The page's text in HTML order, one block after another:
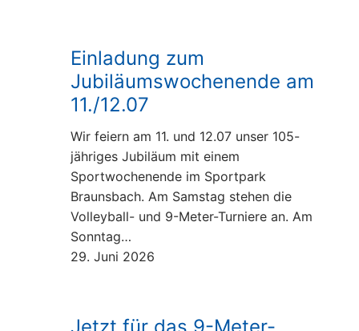
Einladung zum
Jubiläumswochenende am
11./12.07
Wir feiern am 11. und 12.07 unser 105-
jähriges Jubiläum mit einem
Sportwochenende im Sportpark
Braunsbach. Am Samstag stehen die
Volleyball- und 9-Meter-Turniere an. Am
Sonntag…
29. Juni 2026